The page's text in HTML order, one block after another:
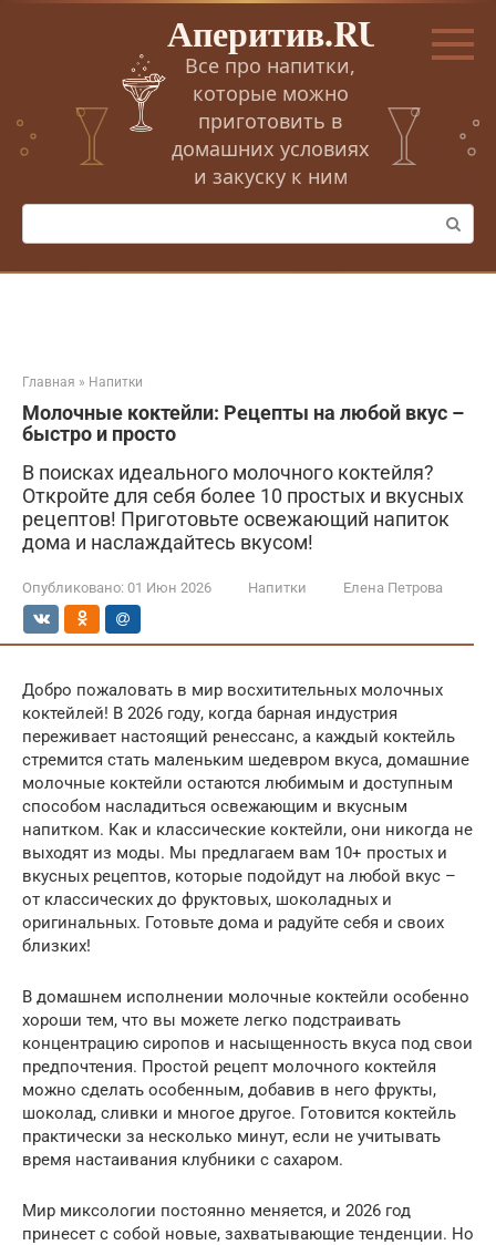
Перейти
Аперитив.RU
Все про напитки,
которые можно
приготовить в
домашних условиях
и закуску к ним
Поиск:
Главная » Напитки
Молочные коктейли: Рецепты на любой вкус –
быстро и просто
В поисках идеального молочного коктейля?
Откройте для себя более 10 простых и вкусных
рецептов! Приготовьте освежающий напиток
дома и наслаждайтесь вкусом!
Опубликовано: 01 Июн 2026 Напитки Елена Петрова
Добро пожаловать в мир восхитительных молочных
коктейлей! В 2026 году, когда барная индустрия
переживает настоящий ренессанс, а каждый коктейль
стремится стать маленьким шедевром вкуса, домашние
молочные коктейли остаются любимым и доступным
способом насладиться освежающим и вкусным
напитком. Как и классические коктейли, они никогда не
выходят из моды. Мы предлагаем вам 10+ простых и
вкусных рецептов, которые подойдут на любой вкус –
от классических до фруктовых, шоколадных и
оригинальных. Готовьте дома и радуйте себя и своих
близких!
В домашнем исполнении молочные коктейли особенно
хороши тем, что вы можете легко подстраивать
концентрацию сиропов и насыщенность вкуса под свои
предпочтения. Простой рецепт молочного коктейля
можно сделать особенным, добавив в него фрукты,
шоколад, сливки и многое другое. Готовится коктейль
практически за несколько минут, если не учитывать
время настаивания клубники с сахаром.
Мир миксологии постоянно меняется, и 2026 год
принесет с собой новые, захватывающие тенденции. Но